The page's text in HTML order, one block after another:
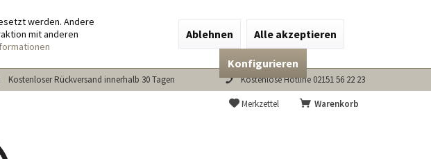
werden. Andere
mit anderen
Ablehnen Alle akzeptieren
Konfigurieren
Kostenloser Rückversand innerhalb 30 Tagen Kostenlose Hotline 02151 56 22 23
Warenkorb
Merkzettel